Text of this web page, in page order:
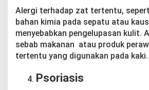
Alergi terhadap zat tertentu,
bahan kimia pada sepatu atau
menyebabkan pengelupasan kulit.
sebab makanan atau produk
tertentu yang digunakan pada kaki.
Psoriasis